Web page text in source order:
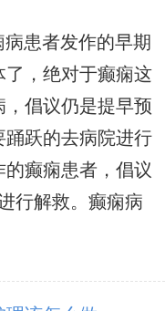
病患者发作的早期
了，绝对于癫痫这
倡议仍是提早预
踊跃的去病院进行
的癫痫患者，倡议
行解救。癫痫病